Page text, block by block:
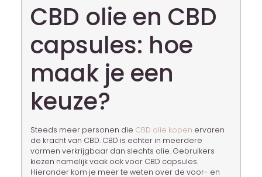
CBD olie en CBD
capsules: hoe
maak je een
keuze?
Steeds meer personen die CBD olie kopen ervaren
de kracht van CBD. CBD is echter in meerdere
vormen verkrijgbaar dan slechts olie. Gebruikers
kiezen namelijk vaak ook voor CBD capsules.
Hieronder kom je meer te weten over de voor- en